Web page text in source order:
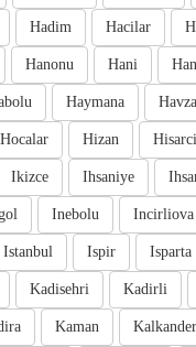
Hacilar
Hadim
Hani
Hanonu
Havza
Haymana
Hizan
Hocalar
Ihsaniye
Ikizce
Incirliova
Inebolu
Isparta
Ispir
Istanbul
Kadirli
Kadisehri
Kaman